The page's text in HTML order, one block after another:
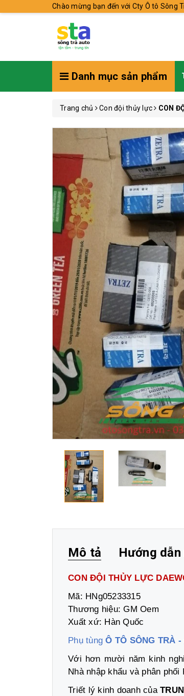
Chào mừng bạn đến với Cty Ô tô Sông
Danh mục sản phẩm
Trang chủ Con đội thủy lực CON
Mô tả Hướng dẫn
CON ĐỘI THỦY LỰC
Mã: HNg05233315
Thương hiệu: GM Oem
Xuất xứ: Hàn Quốc
Phụ tùngÔ TÔ SÔNG TRÀ -
Với hơn mười năm kinh
Nhà nhập khẩu và phân
Triết lý kinh doanh của